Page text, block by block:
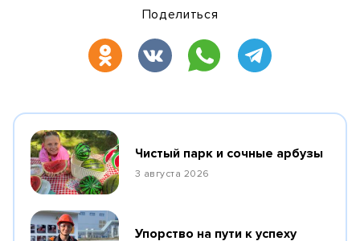
Поделиться
Чистый парк и сочные арбузы
3 августа 2026
Упорство на пути к успеху